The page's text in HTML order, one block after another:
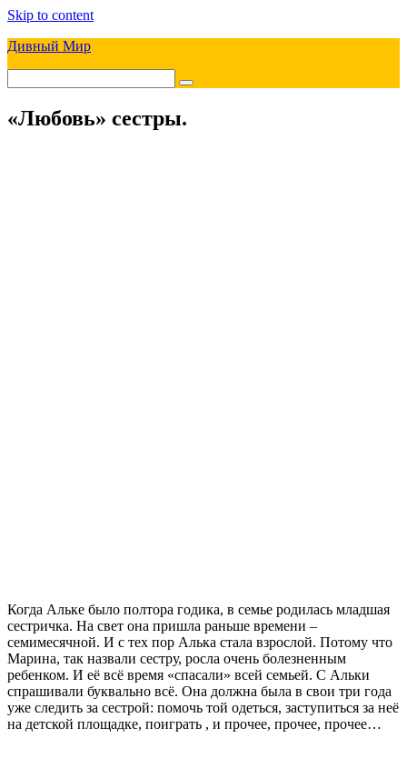
Skip to content
Дивный Мир
«Любовь» сестры.
Когда Альке было полтора годика, в семье родилась младшая
сестричка. На свет она пришла раньше времени –
семимесячной. И с тех пор Алька стала взрослой. Потому что
Марина, так назвали сестру, росла очень болезненным
ребенком. И её всё время «спасали» всей семьей. С Альки
спрашивали буквально всё. Она должна была в свои три года
уже следить за сестрой: помочь той одеться, заступиться за неё
на детской площадке, поиграть , и прочее, прочее, прочее…